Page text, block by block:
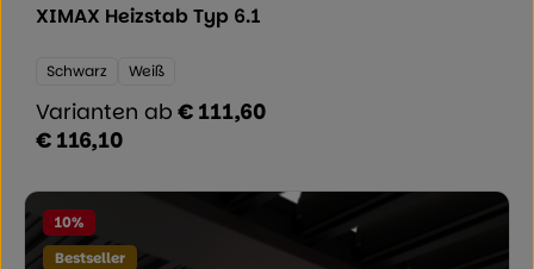
XIMAX Heizstab Typ 6.1
Farbe:
Schwarz Weiß
Varianten ab € 111,60
Regulärer Preis:
€ 116,10
10%
Bestseller